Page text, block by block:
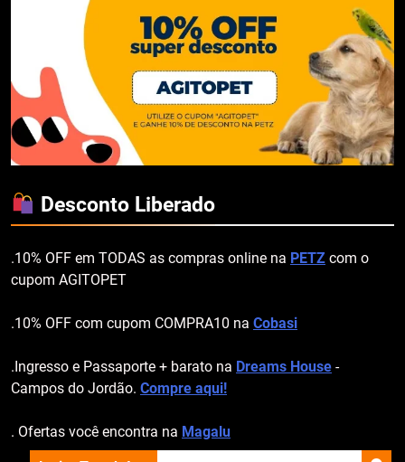
Desconto Liberado
.10% OFF em TODAS as compras online na PETZ com o
cupom AGITOPET
.10% OFF com cupom COMPRA10 na Cobasi
.Ingresso e Passaporte + barato na Dreams House -
Campos do Jordão. Compre aqui!
. Ofertas você encontra na Magalu